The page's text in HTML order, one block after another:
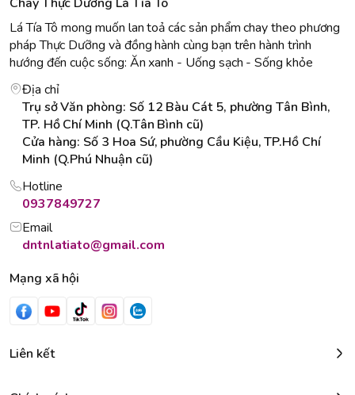
Chay Thực Dưỡng Lá Tía Tô
Lá Tía Tô mong muốn lan toả các sản phẩm chay theo phương
pháp Thực Dưỡng và đồng hành cùng bạn trên hành trình
hướng đến cuộc sống: Ăn xanh - Uống sạch - Sống khỏe
Địa chỉ
Trụ sở Văn phòng: Số 12 Bàu Cát 5, phường Tân Bình,
TP. Hồ Chí Minh (Q.Tân Bình cũ)
Cửa hàng: Số 3 Hoa Sứ, phường Cầu Kiệu, TP.Hồ Chí
Minh (Q.Phú Nhuận cũ)
Hotline
0937849727
Email
dntnlatiato@gmail.com
Mạng xã hội
Liên kết